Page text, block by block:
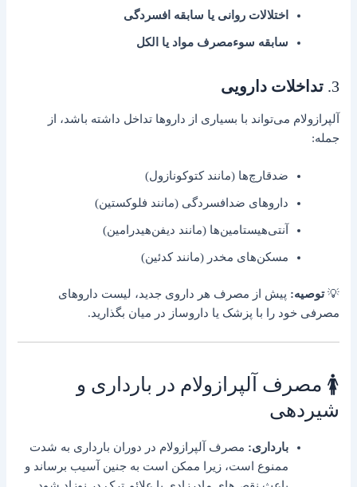
اختلالات روانی یا سابقه افسردگی
سابقه سوءمصرف مواد یا الکل
3. تداخلات دارویی
آلپرازولام می‌تواند با بسیاری از داروها تداخل داشته باشد، از
جمله:
ضدقارچ‌ها (مانند کتوکونازول)
داروهای ضدافسردگی (مانند فلوکستین)
آنتی‌هیستامین‌ها (مانند دیفن‌هیدرامین)
مسکن‌های مخدر (مانند کدئین)
💡توصیه: پیش از مصرف هر داروی جدید، لیست داروهای
مصرفی خود را با پزشک یا داروساز در میان بگذارید.
🚺 مصرف آلپرازولام در بارداری و
شیردهی
بارداری: مصرف آلپرازولام در دوران بارداری به شدت
ممنوع است، زیرا ممکن است به جنین آسیب برساند و